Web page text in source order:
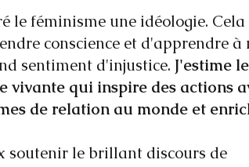
le féminisme une idéologie. Cela
conscience et d'apprendre à
sentiment d'injustice. J'estime le
vivante qui inspire des actions
de relation au monde et
soutenir le brillant discours de